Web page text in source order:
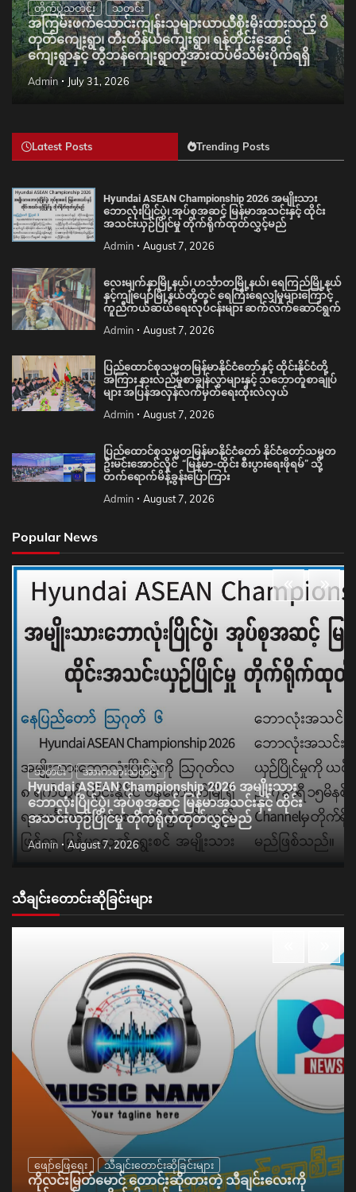
တိုက်ပွဲသတင်း သတင်း
အကြမ်းဖက်သောင်းကျန်းသူများယာယီစိုးမိုးထားသည့် ဝိ
တုတ်ကျေးရွာ၊ တီးတိန်ယံကျေးရွာ၊ ရန်တိုင်းအောင်
ကျေးရွာနှင့် တွီဘန်ကျေးရွာတို့အားထပ်မံသိမ်းပိုက်ရရှိ
Admin July 31, 2026
Latest Posts Trending Posts
Hyundai ASEAN Championship 2026 အမျိုးသား
ဘောလုံးပြိုင်ပွဲ၊ အုပ်စုအဆင့် မြန်မာအသင်းနှင့် ထိုင်း
အသင်းယှဉ်ပြိုင်မှု တိုက်ရိုက်ထုတ်လွှင့်မည်
Admin August 7, 2026
လေးမျက်နှာမြို့နယ်၊ ဟင်္သာတမြို့နယ်၊ ရေကြည်မြို့နယ်
နှင့်ကျုံပျော်မြို့နယ်တို့တွင် ရေကြီးရေလျှံမှုများကြောင့်
ကူညီကယ်ဆယ်ရေးလုပ်ငန်းများ ဆက်လက်ဆောင်ရွက်
Admin August 7, 2026
ပြည်ထောင်စုသမ္မတမြန်မာနိုင်ငံတော်နှင့် ထိုင်းနိုင်ငံတို့
အကြား နားလည်မှုစာချွန်လွှာများနှင့် သဘောတူစာချုပ်
များ အပြန်အလှန်လက်မှတ်ရေးထိုးလဲလှယ်
Admin August 7, 2026
ပြည်ထောင်စုသမ္မတမြန်မာနိုင်ငံတော် နိုင်ငံတော်သမ္မတ
ဦးမင်းအောင်လှိုင် “မြန်မာ-ထိုင်း စီးပွားရေးဖိုရမ်” သို့
တက်ရောက်မိန့်ခွန်းပြောကြား
Admin August 7, 2026
Popular News
သတင်း အားကစားသတင်း
Hyundai ASEAN Championship 2026 အမျိုးသား
ဘောလုံးပြိုင်ပွဲ၊ အုပ်စုအဆင့် မြန်မာအသင်းနှင့် ထိုင်း
အသင်းယှဉ်ပြိုင်မှု တိုက်ရိုက်ထုတ်လွှင့်မည်
Admin August 7, 2026
သီချင်းတောင်းဆိုခြင်းများ
ဖျော်ဖြေရေး သီချင်းတောင်းဆိုခြင်းများ
ကိုလင်းမြတ်မောင် တောင်းဆိုထားတဲ့ သီချင်းလေးကို